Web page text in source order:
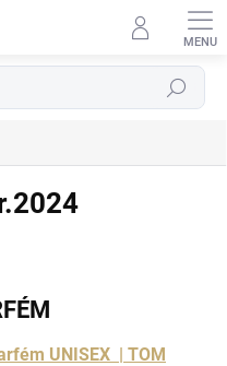
Hľadať
UNISEX | TOM